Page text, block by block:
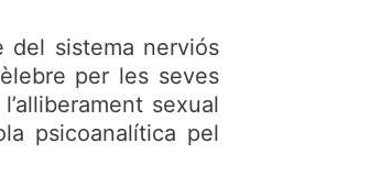
del sistema nerviós
per les seves
sexual
psicoanalítica pel